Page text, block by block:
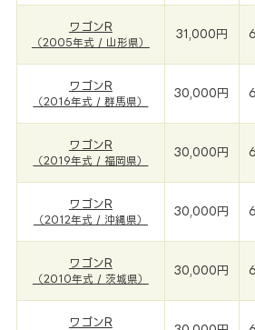
ワゴンR
（2005年式 / 山形県）
31,000円
ワゴンR
（2016年式 / 群馬県）
30,000円
ワゴンR
（2019年式 / 福岡県）
30,000円
ワゴンR
（2012年式 / 沖縄県）
30,000円
ワゴンR
（2010年式 / 茨城県）
30,000円
ワゴンR